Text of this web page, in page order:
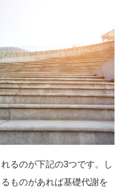
るのが下記の3つです。し
ものがあれば基礎代謝を